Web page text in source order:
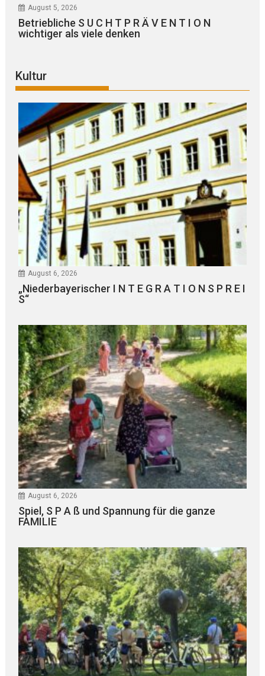
August 5, 2026
Betriebliche S U C H T P R Ä V E N T I O N
wichtiger als viele denken
Kultur
August 6, 2026
„Niederbayerischer I N T E G R A T I O N S P R E I
S“
August 6, 2026
Spiel, S P A ß und Spannung für die ganze
FAMILIE